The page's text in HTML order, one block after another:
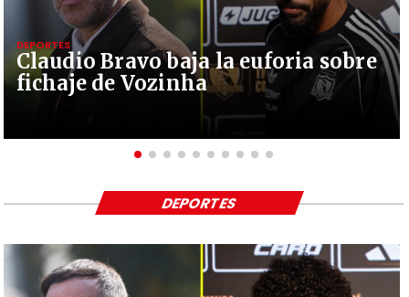
Claudio Bravo baja la euforia sobre
fichaje de Vozinha
DEPORTES
DEPORTES